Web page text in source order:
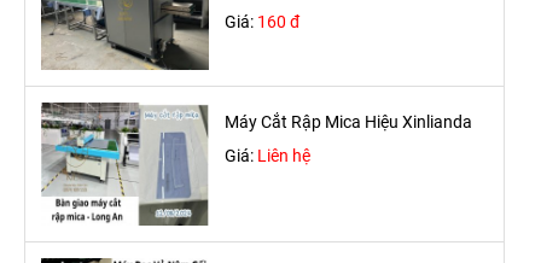
Giá: 160 đ
Máy Cắt Rập Mica Hiệu Xinlianda
Giá: Liên hệ